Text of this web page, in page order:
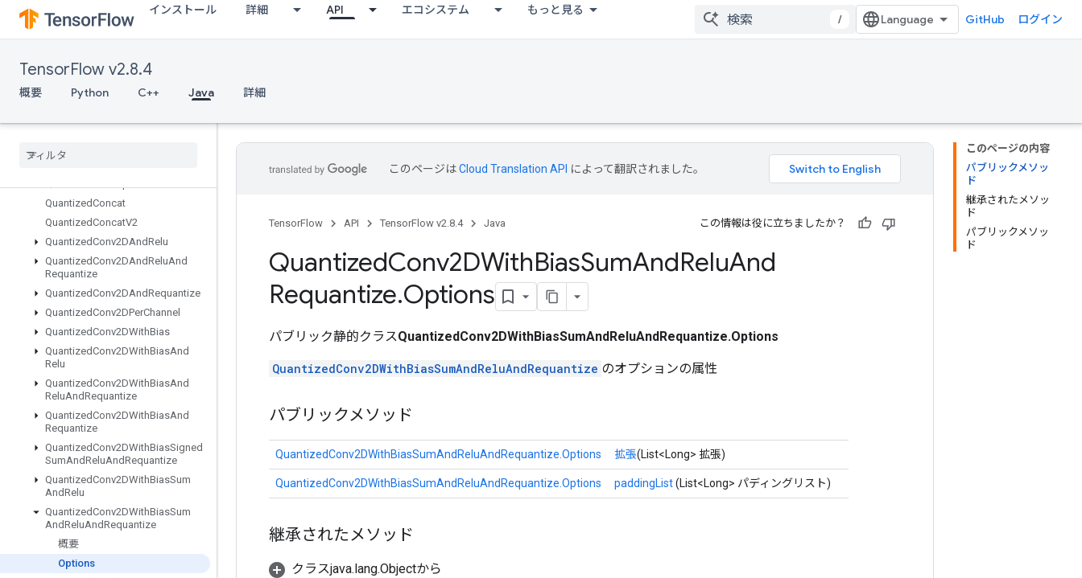
インストール 詳細 API エコシステム もっと見る
/ GitHub ログイン
TensorFlow v2.8.4
概要 Python C++ Java 詳細
ParseSequenceExampleV2
Placeholder
Prelinearize
PrelinearizeTuple
PrivateThreadPoolDataset
QuantizedConcat
QuantizedConcatV2
QuantizedConv2DAndRelu
QuantizedConv2DAndReluAnd
Requantize
QuantizedConv2DAndRequantize
QuantizedConv2DPerChannel
QuantizedConv2DWithBias
QuantizedConv2DWithBiasAnd
Relu
QuantizedConv2DWithBiasAnd
ReluAndRequantize
QuantizedConv2DWithBiasAnd
Requantize
QuantizedConv2DWithBiasSigned
SumAndReluAndRequantize
QuantizedConv2DWithBiasSum
AndRelu
QuantizedConv2DWithBiasSum
AndReluAndRequantize
概要
Options
このページの内容
パブリックメソッ
ド
継承されたメソッ
ド
パブリックメソッ
ド
このページはCloud Translation API によって翻訳されました。
TensorFlow API TensorFlow v2.8.4 Java この情報は役に立ちましたか？
QuantizedConv2DWithBiasSumAndReluAnd
Requantize.Options
パブリック静的クラスQuantizedConv2DWithBiasSumAndReluAndRequantize.Options
QuantizedConv2DWithBiasSumAndReluAndRequantize のオプションの属性
パブリックメソッド
QuantizedConv2DWithBiasSumAndReluAndRequantize.Options 拡張(List<Long> 拡張)
QuantizedConv2DWithBiasSumAndReluAndRequantize.Options paddingList(List<Long> パディングリスト)
継承されたメソッド
クラスjava.lang.Objectから